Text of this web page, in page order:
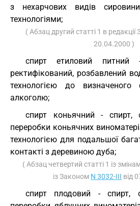
з нехарчових видів
технологіями;
( Абзац другий статті 1 в редакції
20.04.2000 )
спирт етиловий питний
ректифікований, розбавлений
технологією до визначеного
алкоголю;
спирт коньячний - спирт,
переробки коньячних
технологією для подальшої
контакті з деревиною дуба;
( Абзац четвертий статті 1 із
із Законом N 3032-III від
спирт плодовий - спирт,